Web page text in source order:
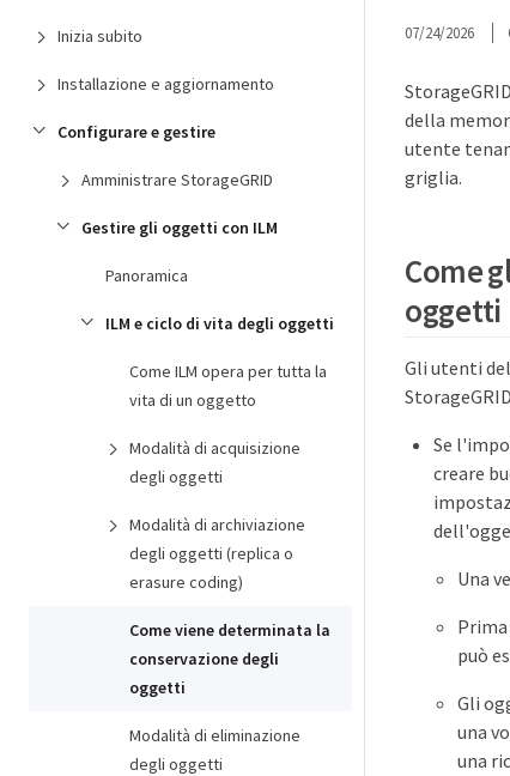
Inizia subito
Installazione e aggiornamento
Configurare e gestire
Amministrare StorageGRID
Gestire gli oggetti con ILM
Panoramica
ILM e ciclo di vita degli oggetti
Come ILM opera per tutta la
vita di un oggetto
Modalità di acquisizione
degli oggetti
Modalità di archiviazione
degli oggetti (replica o
erasure coding)
Come viene determinata la
conservazione degli
oggetti
Modalità di eliminazione
degli oggetti
07/24/2026
della
utente
griglia.
Come
oggetti
Gli utenti
Se
creare
Una
può
Gli
una
una